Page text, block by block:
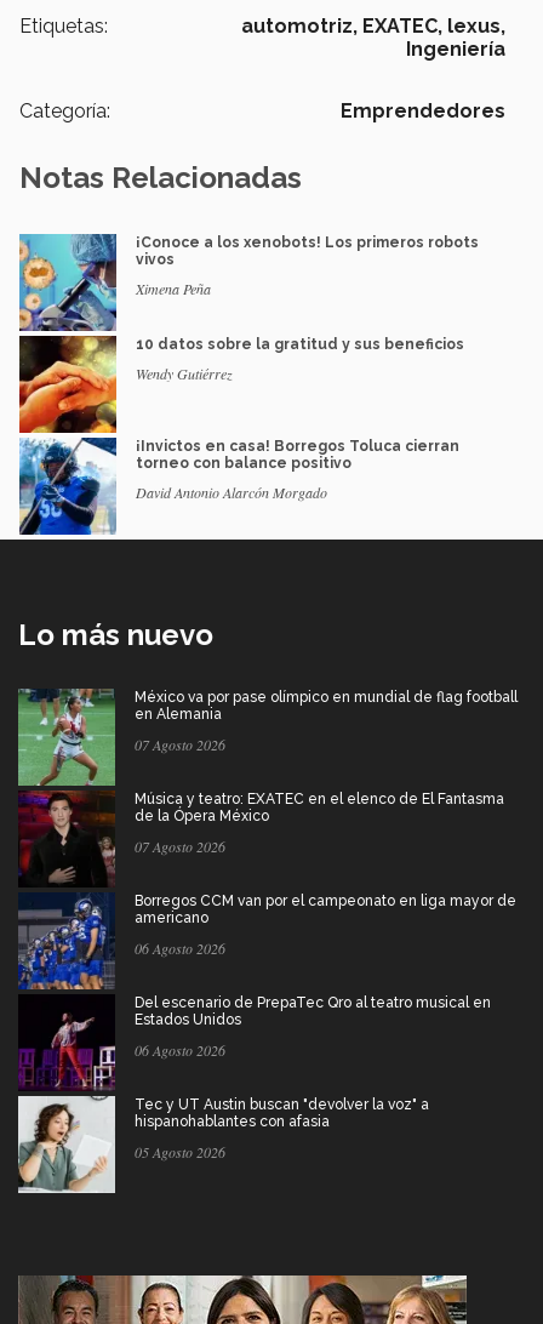
Etiquetas: automotriz, EXATEC, lexus,
Ingeniería
Categoría: Emprendedores
Notas Relacionadas
¡Conoce a los xenobots! Los primeros robots
vivos
Ximena Peña
10 datos sobre la gratitud y sus beneficios
Wendy Gutiérrez
¡Invictos en casa! Borregos Toluca cierran
torneo con balance positivo
David Antonio Alarcón Morgado
Lo más nuevo
México va por pase olímpico en mundial de flag football
en Alemania
07 Agosto 2026
Música y teatro: EXATEC en el elenco de El Fantasma
de la Ópera México
07 Agosto 2026
Borregos CCM van por el campeonato en liga mayor de
americano
06 Agosto 2026
Del escenario de PrepaTec Qro al teatro musical en
Estados Unidos
06 Agosto 2026
Tec y UT Austin buscan "devolver la voz" a
hispanohablantes con afasia
05 Agosto 2026